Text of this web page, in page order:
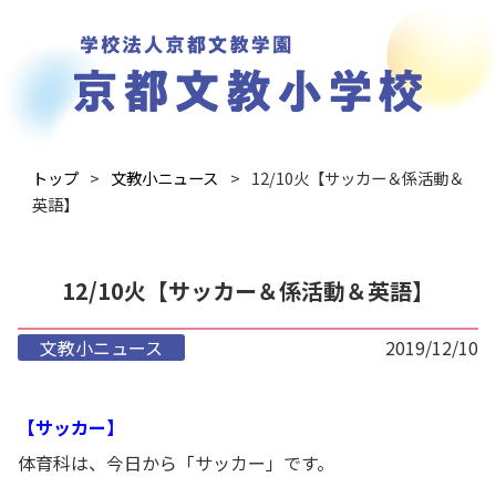
トップ 文教小ニュース
12/10火【サッカー＆係活動＆
英語】
12/10火【サッカー＆係活動＆英語】
文教小ニュース 2019/12/10
【サッカー】
体育科は、今日から「サッカー」です。